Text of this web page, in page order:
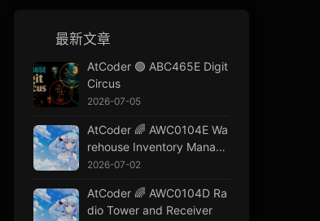
最新文章
AtCoder 🟢 ABC465E Digit
Circus
2026-07-05
AtCoder 🌈 AWC0104E Wa
rehouse Inventory Manage
ment
2026-07-02
AtCoder 🌈 AWC0104D Ra
dio Tower and Receiver